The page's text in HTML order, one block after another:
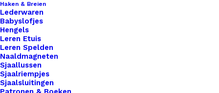
Haken & Breien
Lederwaren
Babyslofjes
Hengels
Leren Etuis
Leren Spelden
Naaldmagneten
Sjaallussen
Sjaalriempjes
Sjaalsluitingen
€0,50